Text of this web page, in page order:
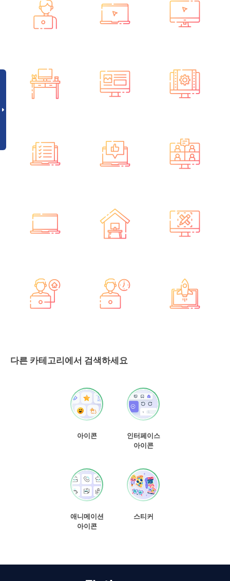
다른 카테고리에서 검색하세요
아이콘
인터페이스
아이콘
애니메이션
아이콘
스티커